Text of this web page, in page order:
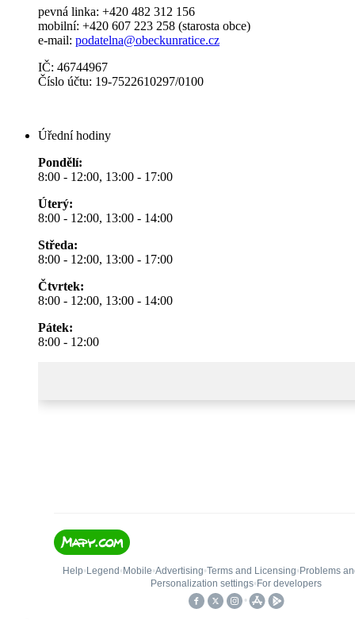
pevná linka: +420 482 312 156
mobilní: +420 607 223 258 (starosta obce)
e-mail: podatelna@obeckunratice.cz
IČ: 46744967
Číslo účtu: 19-7522610297/0100
Úřední hodiny
Pondělí:
8:00 - 12:00, 13:00 - 17:00
Úterý:
8:00 - 12:00, 13:00 - 14:00
Středa:
8:00 - 12:00, 13:00 - 17:00
Čtvrtek:
8:00 - 12:00, 13:00 - 14:00
Pátek:
8:00 - 12:00